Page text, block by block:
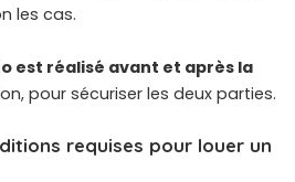
les cas.
est réalisé avant et après la
pour sécuriser les deux parties.
requises pour louer un